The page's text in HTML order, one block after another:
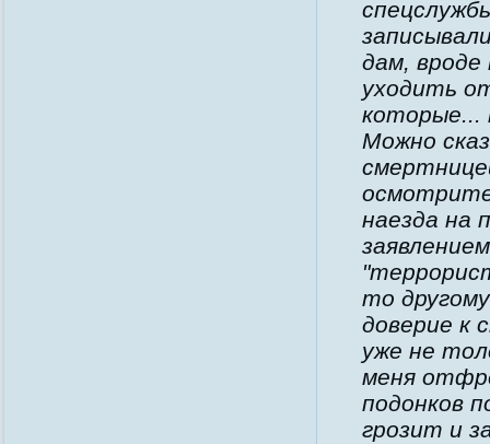
дам,
уходить
которые...
Можно
наезда на
то
доверие к
уже не
меня
подонков
грозит и